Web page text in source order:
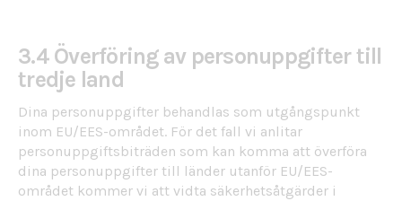
3.4 Överföring av personuppgifter till
tredje land
Dina personuppgifter behandlas som utgångspunkt
inom EU/EES-området. För det fall vi anlitar
personuppgiftsbiträden som kan komma att överföra
dina personuppgifter till länder utanför EU/EES-
området kommer vi att vidta säkerhetsåtgärder i